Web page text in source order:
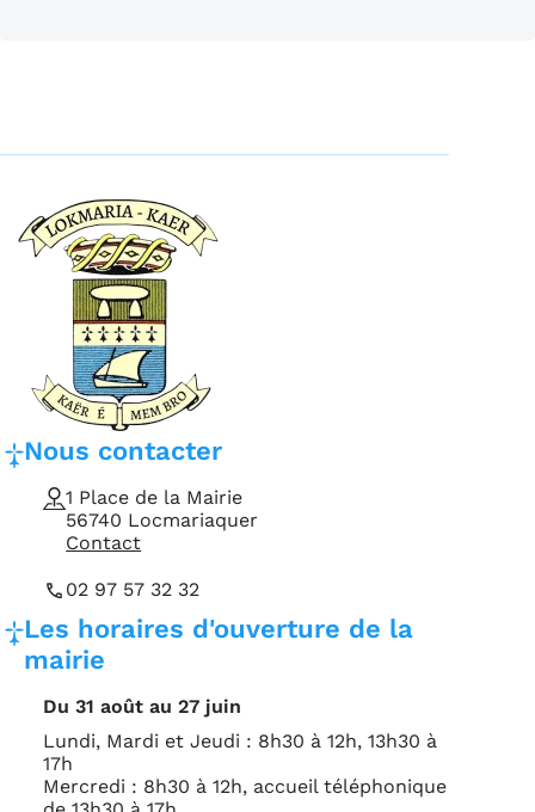
Coordonnées et horaires d'ouverture de la mairie
Adresse, téléphone et e-mail
Nous contacter
1 Place de la Mairie
56740 Locmariaquer
Contact
02 97 57 32 32
Horaires d'ouverture
Les horaires d'ouverture de la
mairie
Du 31 août au 27 juin
Lundi, Mardi et Jeudi : 8h30 à 12h, 13h30 à
17h
Mercredi : 8h30 à 12h, accueil téléphonique